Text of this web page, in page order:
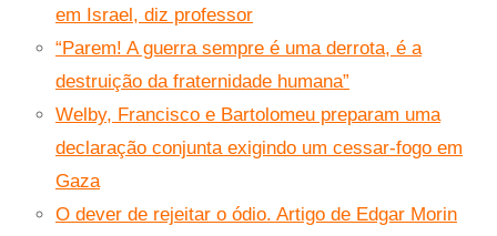
em Israel, diz professor
“Parem! A guerra sempre é uma derrota, é a
destruição da fraternidade humana”
Welby, Francisco e Bartolomeu preparam uma
declaração conjunta exigindo um cessar-fogo em
Gaza
O dever de rejeitar o ódio. Artigo de Edgar Morin